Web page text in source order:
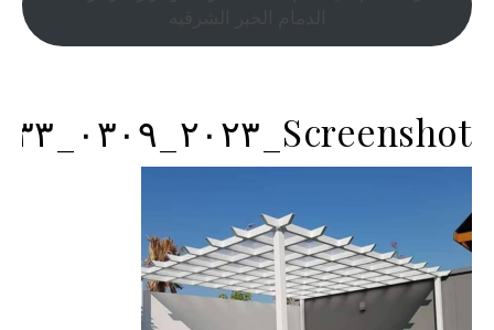
Screenshot_٢٠٢٣_٠٣٠٩_١٩٠١٣٣